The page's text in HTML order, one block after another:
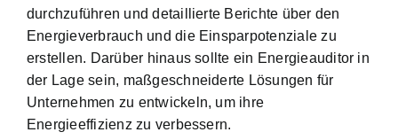
durchzuführen und detaillierte Berichte über den
Energieverbrauch und die Einsparpotenziale zu
erstellen. Darüber hinaus sollte ein Energieauditor in
der Lage sein, maßgeschneiderte Lösungen für
Unternehmen zu entwickeln, um ihre
Energieeffizienz zu verbessern.